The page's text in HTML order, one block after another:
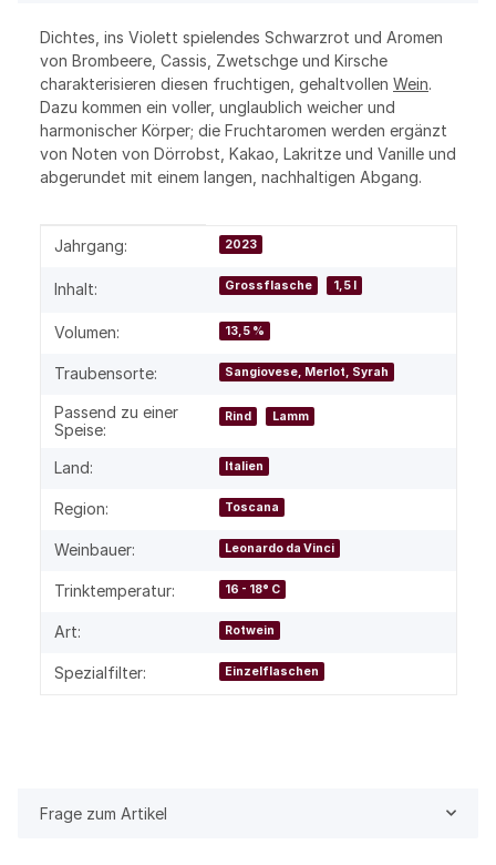
Dichtes, ins Violett spielendes Schwarzrot und Aromen
von Brombeere, Cassis, Zwetschge und Kirsche
charakterisieren diesen fruchtigen, gehaltvollen Wein.
Dazu kommen ein voller, unglaublich weicher und
harmonischer Körper; die Fruchtaromen werden ergänzt
von Noten von Dörrobst, Kakao, Lakritze und Vanille und
abgerundet mit einem langen, nachhaltigen Abgang.
Produkteigenschaft
Wert
Jahrgang: 2023
Inhalt: Grossflasche 1,5 l
Volumen: 13,5 %
Traubensorte: Sangiovese, Merlot, Syrah
Passend zu einer
Speise:
Rind Lamm
Land: Italien
Region: Toscana
Weinbauer: Leonardo da Vinci
Trinktemperatur: 16 - 18° C
Art: Rotwein
Spezialfilter: Einzelflaschen
Frage zum Artikel